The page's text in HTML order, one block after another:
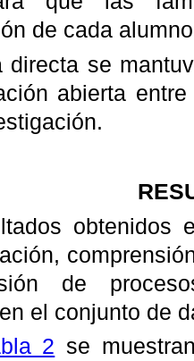
de cada
directa se
abierta
obtenidos
de
el conjunto de
2 se